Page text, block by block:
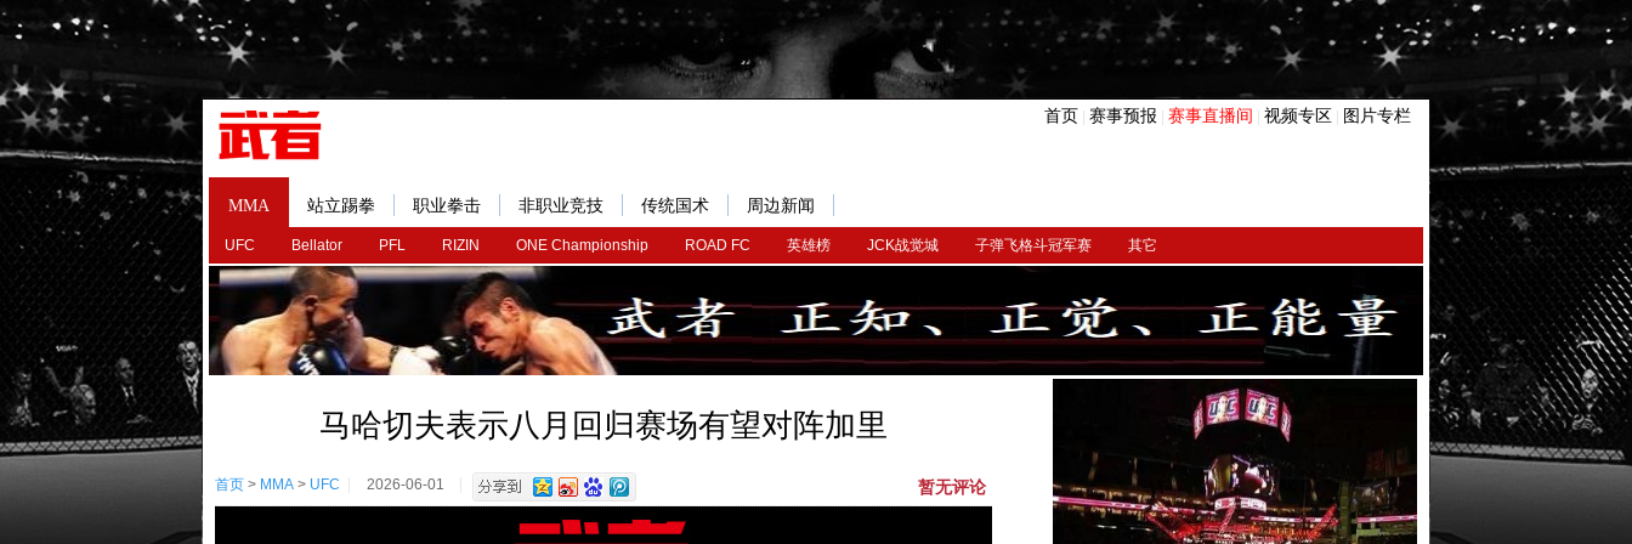
首页 赛事预报 赛事直播间 视频专区 图片专栏
MMA
UFC Bellator PFL RIZIN ONE Championship ROAD FC 英雄榜 JCK战觉城 子弹飞格斗冠军赛 其它
站立踢拳 职业拳击 非职业竞技 传统国术 周边新闻
马哈切夫表示八月回归赛场有望对阵加里
首页 > MMA > UFC 2026-06-01 暂无评论